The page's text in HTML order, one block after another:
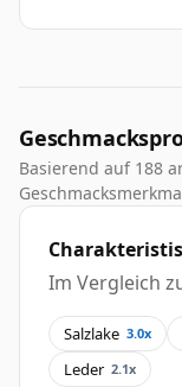
Basierend auf 188
Im Vergleich
Salzlake 3.0x
Leder 2.1x